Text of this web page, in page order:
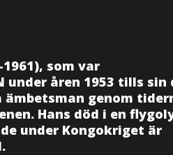
1961), som var
under åren 1953 tills sin
ämbetsman genom
Hans död i en
under Kongokriget är